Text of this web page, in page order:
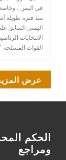
في اليمن ،
منذ فترة طويلة
الانتخابات
القوات المسلحة.
عرض
الحكم
ومراجع